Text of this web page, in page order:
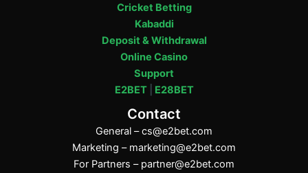
Cricket Betting
Kabaddi
Deposit & Withdrawal
Online Casino
Support
E2BET| E28BET
Contact
General –cs@e2bet.com
Marketing – marketing@e2bet.com
For Partners – partner@e2bet.com